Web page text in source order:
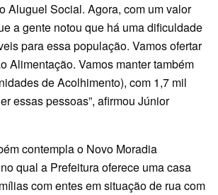
Aluguel Social. Agora, com um valor
a gente notou que há uma dificuldade
para essa população. Vamos ofertar
Alimentação. Vamos manter também
de Acolhimento), com 1,7 mil
essas pessoas”, afirmou Júnior
contempla o Novo Moradia
qual a Prefeitura oferece uma casa
com entes em situação de rua com